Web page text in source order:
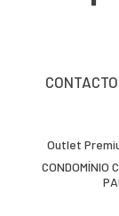
CONTACTO
Outlet
CONDOMÍNIO